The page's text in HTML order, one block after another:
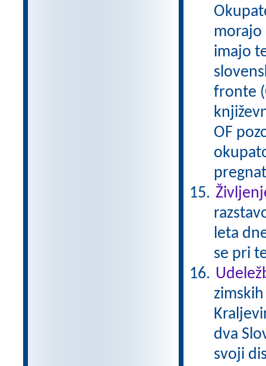
morajo
imajo
fronte
OF
leta
se pri
dva
svoji